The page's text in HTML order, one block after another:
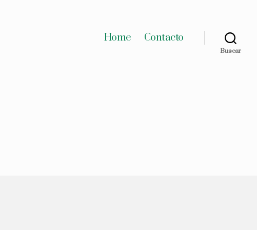
Home Contacto
Buscar